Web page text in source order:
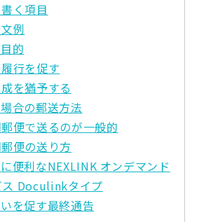
く項目
例
的
行を促す
を猶予する
合の郵送方法
便で送るのが一般的
便の送り方
便利なNEXLINK オンデマンド
ス Doculinkタイプ
を促す最終通告